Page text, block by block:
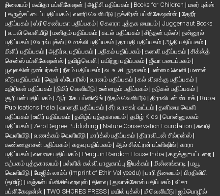
நிலையம் | கவிதா பப்ளிகேஷன் | அழிசி பதிப்பகம் | Books for Children | மலர் புக்ஸ்
| கருஞ்சட்டைப் பதிப்பகம் | வளரி வெளியீடு | நக்கீரன் பப்ளிகேஷன்ஸ் | தேநீர்
பதிப்பகம் | ஸ்ரீ செண்பகா பதிப்பகம் | கௌரா புத்தக மையம் | Juggernaut Books
| வடலி வெளியீடு | மனிதம் பதிப்பகம் | கடல் பதிப்பகம் | சிந்தன் புக்ஸ் | நன்னூல்
பதிப்பகம் | வேரல் புக்ஸ் | மோக்லி பதிப்பகம் | தாயதி பதிப்பகம் | ஆதி பதிப்பகம் |
மிளிர் பதிப்பகம் | அதிர்வு பதிப்பகம் | பதிகம் பதிப்பகம் | கனலி பதிப்பகம் | சிக்ஸ்த்
சென்ஸ் பப்ளிகேஷன்ஸ் | தமிழ்வெளி | பயிற்று பதிப்பகம் | ஜீவா படைப்பகம் |
பூவுலகின் நண்பர்கள் | நீலம் பதிப்பகம் | வ. உ. சி. நூலகம் | பன்மை வெளி | மணல்
வீடு பதிப்பகம் | ஹெர் ஸ்டோரிஸ் | வானம் பதிப்பகம் | கல் விளக்கு பதிப்பகம் |
உதிரிகள் பதிப்பகம் | நிமிர் வெளியீடு | உன்னதம் பதிப்பகம் | நடுகல் பதிப்பகம் |
சூரியன் பதிப்பகம் | ஆர். கே. பப்ளிஷிங் | ரிதம் வெளியீடு | திராவிடன் ஸ்டாக் | Rupa
Publications India | வானதி பதிப்பகம் | சீர் வாசகர் வட்டம் | தனிமை வெளி
பதிப்பகம் | உயிர் பதிப்பகம் | தமிழ்ப் புத்தகாலயம் | தமிழ் Kids | பொன்னுலகம்
பதிப்பகம் | Zero Degree Publishing | Nature Conservation Foundation | சுவடு
வெளியீடு | வணக்கம் வெளியீடு | மார்க்ஸ் பதிப்பகம் | திராவிடன் சில்ரன்ஸ் |
கண்ணதாசன் பதிப்பகம் | கதவு பதிப்பகம் | ஆல் சில்ட்ரன் பப்ளிஷிங் | காரா
பதிப்பகம் | வலசை பதிப்பகம் | Penguin Random House India | கருத்து=பட்டறை |
கற்பகம் புத்தகாலயம் | பள்ளிக் கல்வி பாதுகாப்பு இயக்கம் | மின்னங்காடி | மயூ
வெளியீடு | மேஜிக் லாம்ப் (Imprint of Ethir Veliyeedu) | பாரி நிலையம் | பிரதிலிபி
(தமிழ்) | மஞ்சுள் பப்ளிசிங் ஹவுஸ் | தினவு | துலாக்கோல் பதிப்பகம் | விசா
பப்ளிகேஷன்ஸ் | TWO SHORES PRESS | மயில் புக்ஸ் | மீ வெளியீடு | ஐம்பொழில்